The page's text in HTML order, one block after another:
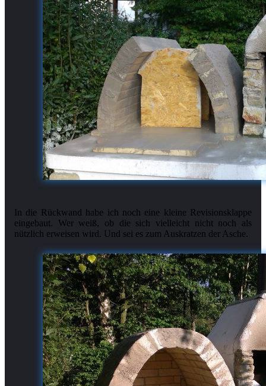
In die Rückwand habe ich noch eine kleine Revisionsklappe
eingebaut. Wer weiß, ob die sich vielleicht nicht noch als